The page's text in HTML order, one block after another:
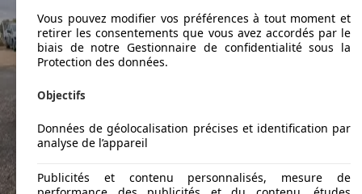
Vous pouvez modifier vos préférences à tout moment et
retirer les consentements que vous avez accordés par le
biais de notre Gestionnaire de confidentialité sous la
Protection des données.
Objectifs
Données de géolocalisation précises et identification par
analyse de l’appareil
Publicités et contenu personnalisés, mesure de